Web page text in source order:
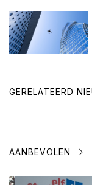
GERELATEERD
AANBEVOLEN